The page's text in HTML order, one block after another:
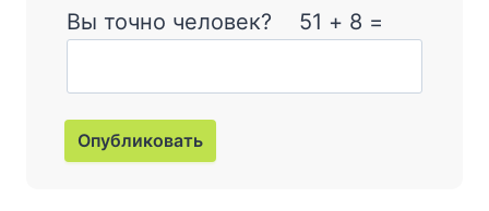
Вы точно человек? 51 + 8 =
Опубликовать